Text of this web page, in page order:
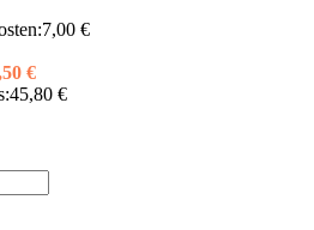
7,00 €
€
45,80 €